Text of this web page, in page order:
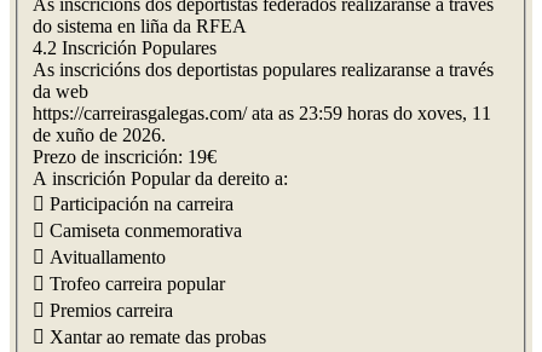
As inscricións dos deportistas federados realizaranse a través
do sistema en liña da RFEA
4.2 Inscrición Populares
As inscricións dos deportistas populares realizaranse a través
da web
https://carreirasgalegas.com/ ata as 23:59 horas do xoves, 11
de xuño de 2026.
Prezo de inscrición: 19€
A inscrición Popular da dereito a:
 Participación na carreira
 Camiseta conmemorativa
 Avituallamento
 Trofeo carreira popular
 Premios carreira
 Xantar ao remate das probas